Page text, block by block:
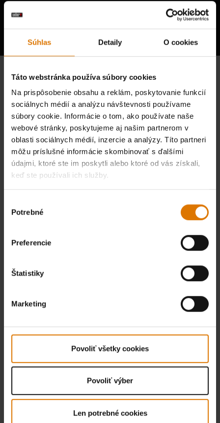
Súhlas Detaily O cookies
Táto webstránka používa súbory cookies
Na prispôsobenie obsahu a reklám, poskytovanie funkcií
sociálnych médií a analýzu návštevnosti používame
súbory cookie. Informácie o tom, ako používate naše
webové stránky, poskytujeme aj našim partnerom v
oblasti sociálnych médií, inzercie a analýzy. Títo partneri
môžu príslušné informácie skombinovať s ďalšími
údajmi, ktoré ste im poskytli alebo ktoré od vás získali,
keď ste používali ich služby.
súhlasu
Potrebné
Preferencie
Štatistiky
Marketing
Povoliť všetky cookies
Povoliť výber
Len potrebné cookies
Vypočujte si názory ostatných
grilovačov